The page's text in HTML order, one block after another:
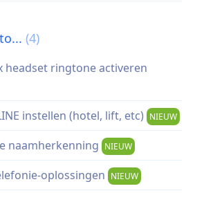
(4)
headset ringtone activeren
instellen (hotel, lift, etc) NIEUW
naamherkenning NIEUW
oplossingen NIEUW